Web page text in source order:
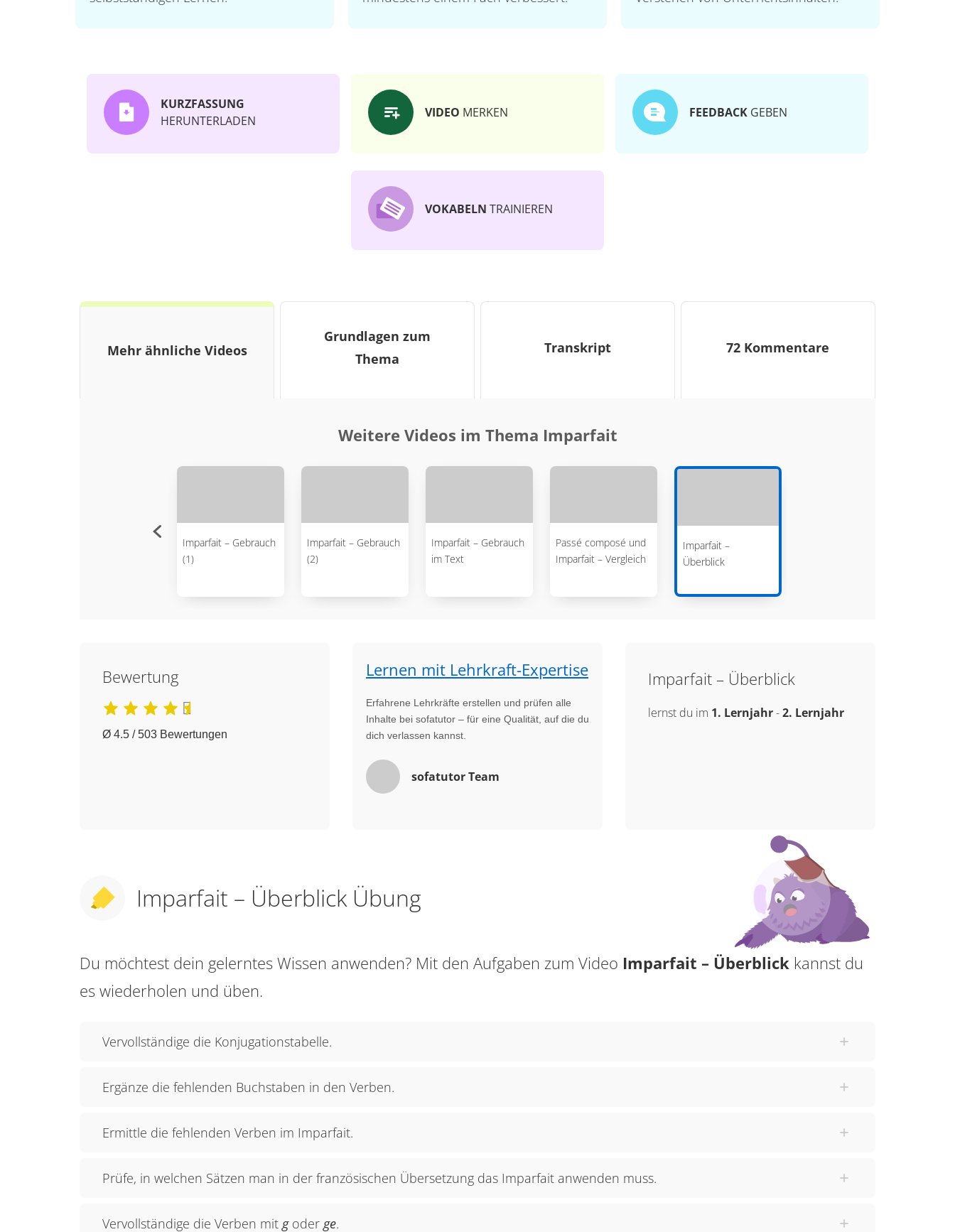
KURZFASSUNG
HERUNTERLADEN
VIDEO MERKEN FEEDBACK GEBEN
VOKABELN TRAINIEREN
Mehr ähnliche Videos
Grundlagen zum
Thema
Transkript 72 Kommentare
Weitere Videos im Thema Imparfait
Imparfait – Gebrauch
(1)
Imparfait – Gebrauch
(2)
Imparfait – Gebrauch
im Text
Passé composé und
Imparfait – Vergleich
Imparfait –
Überblick
Bewertung
Ø 4.5 / 503 Bewertungen
Lernen mit Lehrkraft-Expertise
Erfahrene Lehrkräfte erstellen und prüfen alle
Inhalte bei sofatutor – für eine Qualität, auf die du
dich verlassen kannst.
sofatutor Team
Imparfait – Überblick
lernst du im 1. Lernjahr-2. Lernjahr
Imparfait – Überblick Übung
Du möchtest dein gelerntes Wissen anwenden? Mit den Aufgaben zum Video Imparfait – Überblick kannst du
es wiederholen und üben.
Vervollständige die Konjugationstabelle.
Ergänze die fehlenden Buchstaben in den Verben.
Ermittle die fehlenden Verben im Imparfait.
Prüfe, in welchen Sätzen man in der französischen Übersetzung das Imparfait anwenden muss.
Vervollständige die Verben mit goder ge.